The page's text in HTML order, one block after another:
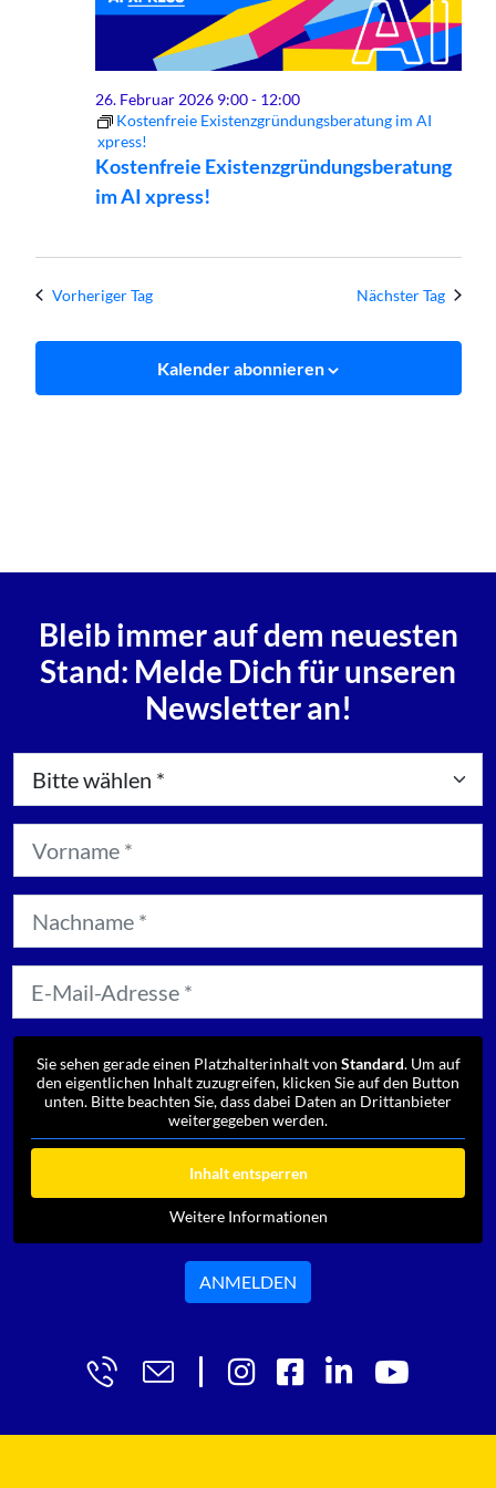
Februar
Kostenfreie Existenzgründungsberatung
im AI xpress!
26. Februar 2026 9:00- 12:00
Kostenfreie Existenzgründungsberatung im AI
xpress!
Vorheriger Tag Nächster Tag
Kalender abonnieren
Bleib immer auf dem neuesten
Stand: Melde Dich für unseren
Newsletter an!
Sie sehen gerade einen Platzhalterinhalt von Standard. Um auf
den eigentlichen Inhalt zuzugreifen, klicken Sie auf den Button
unten. Bitte beachten Sie, dass dabei Daten an Drittanbieter
weitergegeben werden.
Inhalt entsperren
Weitere Informationen
ANMELDEN